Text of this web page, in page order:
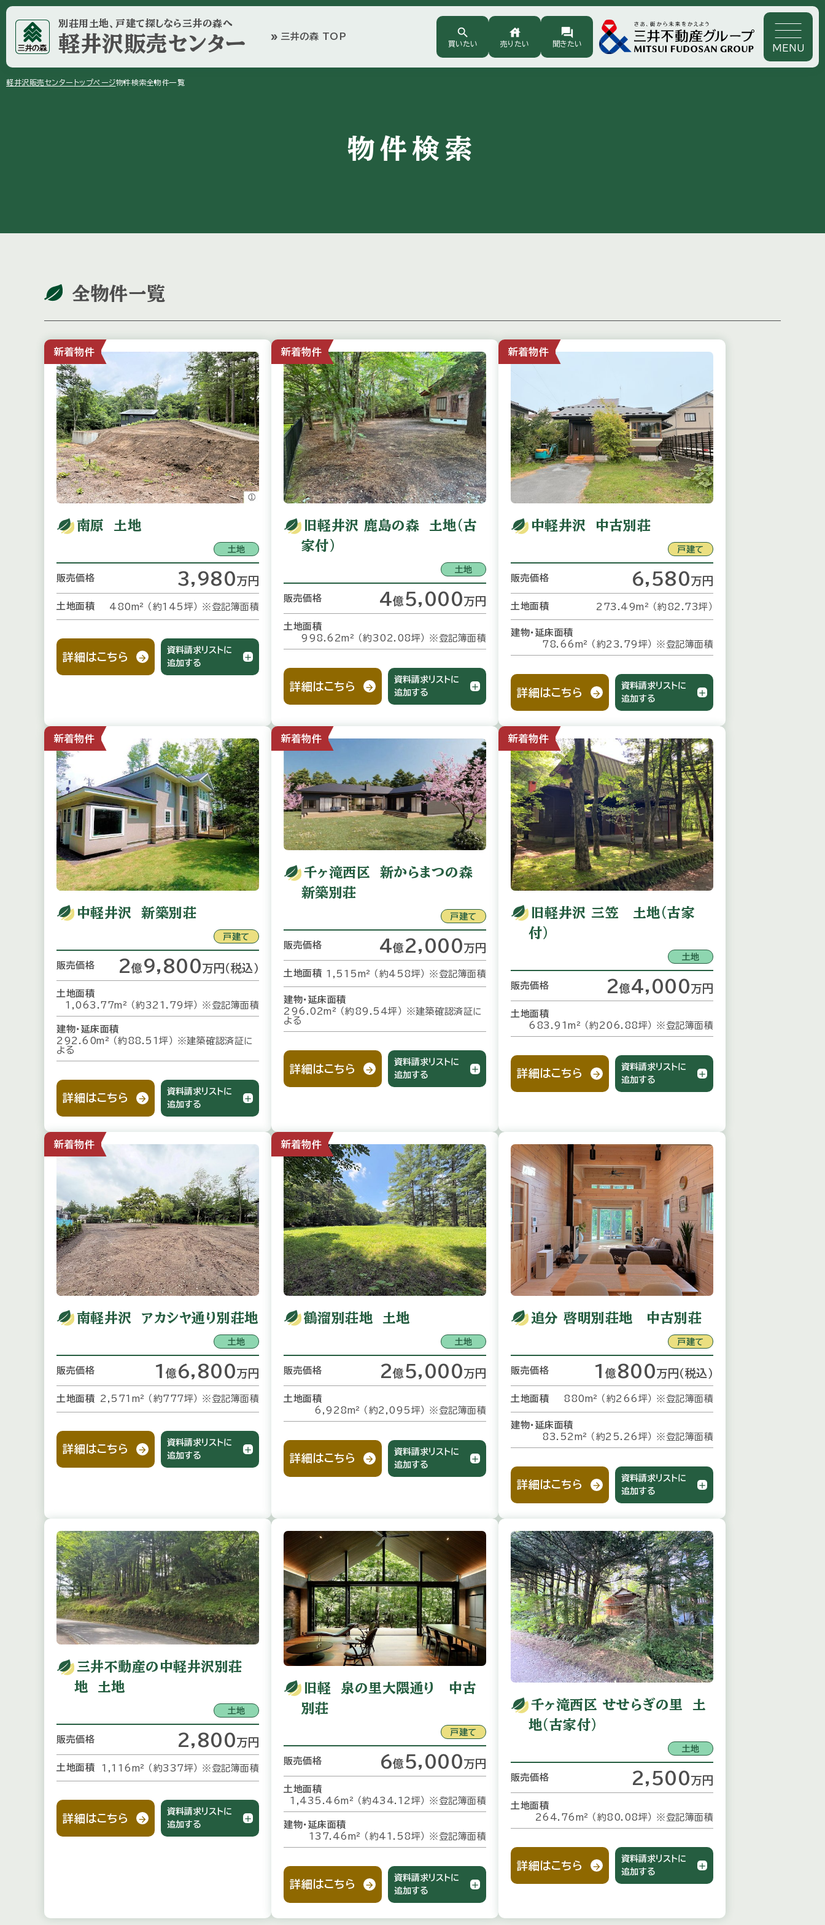
別荘用土地、戸建て探しなら三井の森へ
軽井沢販売センター double_arrow 三井の森 TOP search
買いたい
house
売りたい
forum
聞きたい
MENU
軽井沢販売センター トップページ arrow_right
物件検索 arrow_right
全物件一覧
物件検索
全物件一覧
新着物件
南原 土地
土地
販売価格 3,980万 円
土地面積 480m² （約145坪） ※登記簿面積
詳細はこちら
資料請求リストに
追加する
新着物件
旧軽井沢 鹿島の森 土地（古
家付）
土地
販売価格 4億 5,000万 円
土地面積
998.62m² （約302.08坪） ※登記簿面積
詳細はこちら
資料請求リストに
追加する
新着物件
中軽井沢 中古別荘
戸建て
販売価格 6,580万 円
土地面積 273.49m² （約82.73坪）
建物・延床面積
78.66m² （約23.79坪） ※登記簿面積
詳細はこちら
資料請求リストに
追加する
新着物件
中軽井沢 新築別荘
戸建て
販売価格 2億 9,800万 円 （税込）
土地面積
1,063.77m² （約321.79坪） ※登記簿面積
建物・延床面積
292.60m² （約88.51坪） ※建築確認済証に
よる
詳細はこちら
資料請求リストに
追加する
新着物件
千ヶ滝西区 新からまつの森
新築別荘
戸建て
販売価格 4億 2,000万 円
土地面積 1,515m² （約458坪） ※登記簿面積
建物・延床面積
296.02m² （約89.54坪） ※建築確認済証に
よる
詳細はこちら
資料請求リストに
追加する
新着物件
旧軽井沢 三笠 土地（古家
付）
土地
販売価格 2億4,000万 円
土地面積
683.91m² （約206.88坪） ※登記簿面積
詳細はこちら
資料請求リストに
追加する
新着物件
南軽井沢 アカシヤ通り別荘地
土地
販売価格 1 億 6,800万 円
土地面積 2,571m² （約777坪） ※登記簿面積
詳細はこちら
資料請求リストに
追加する
新着物件
鶴溜別荘地 土地
土地
販売価格 2億 5,000万 円
土地面積
6,928m² （約2,095坪） ※登記簿面積
詳細はこちら
資料請求リストに
追加する
追分 啓明別荘地 中古別荘
戸建て
販売価格 1 億 800万 円 （税込）
土地面積 880m² （約266坪） ※登記簿面積
建物・延床面積
83.52m² （約25.26坪） ※登記簿面積
詳細はこちら
資料請求リストに
追加する
三井不動産の中軽井沢別荘
地 土地
土地
販売価格 2,800万 円
土地面積 1,116m² （約337坪） ※登記簿面積
詳細はこちら
資料請求リストに
追加する
旧軽 泉の里大隈通り 中古
別荘
戸建て
販売価格 6億 5,000万 円
土地面積
1,435.46m² （約434.12坪） ※登記簿面積
建物・延床面積
137.46m² （約41.58坪） ※登記簿面積
詳細はこちら
資料請求リストに
追加する
千ヶ滝西区 せせらぎの里 土
地（古家付）
土地
販売価格 2,500万 円
土地面積
264.76m² （約80.08坪） ※登記簿面積
詳細はこちら
資料請求リストに
追加する